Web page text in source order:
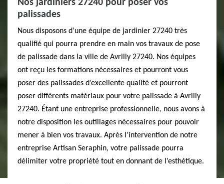
Nos jardiniers 27240 pour poser vos
palissades
Nous disposons d’une équipe de jardinier 27240 très
qualifié qui pourra prendre en main vos travaux de pose
de palissade dans la ville de Avrilly 27240. Nos équipes
ont reçu les formations nécessaires et pourront vous
poser des palissades d’excellente qualité et pourront
poser différents matériaux pour votre palissade à Avrilly
27240. Étant une entreprise professionnelle, nous avons à
notre disposition les outillages nécessaires pour pouvoir
mener à bien vos travaux. Après l’intervention de notre
entreprise Artisan Seraphin, votre palissade pourra
délimiter votre propriété tout en donnant de l’esthétique.